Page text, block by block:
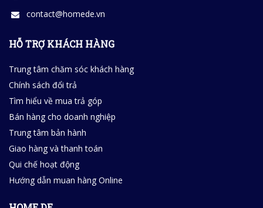
contact@homede.vn
HỖ TRỢ KHÁCH HÀNG
Trung tâm chăm sóc khách hàng
Chính sách đổi trả
Tìm hiểu về mua trả góp
Bán hàng cho doanh nghiệp
Trung tâm bản hành
Giao hàng và thanh toán
Qui chế hoạt động
Hướng dẫn muan hàng Online